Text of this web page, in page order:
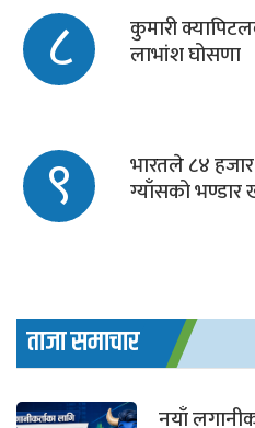
८ कुमारी
लाभांश घोसणा
९ भारतले ८४
ग्याँसको भण्डार
ताजा समाचार
नयाँ